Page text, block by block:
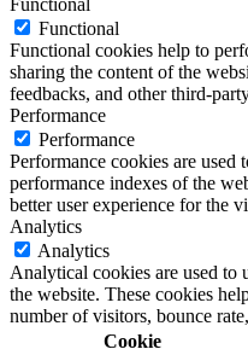
Functional
Functional cookies help to
sharing the content of the
feedbacks, and other third-
Performance
Performance
Performance cookies are used
performance indexes of the
better user experience for the
Analytics
Analytics
Analytical cookies are used to
the website. These cookies
number of visitors, bounce
Cookie